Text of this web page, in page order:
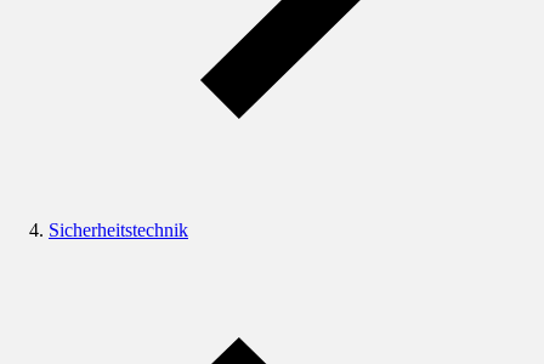
Sicherheitstechnik